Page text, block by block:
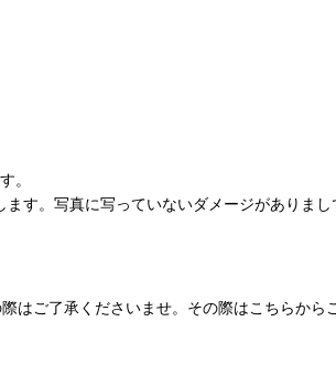
。
す。写真に写っていないダメージがありま
ご了承くださいませ。その際はこちらか